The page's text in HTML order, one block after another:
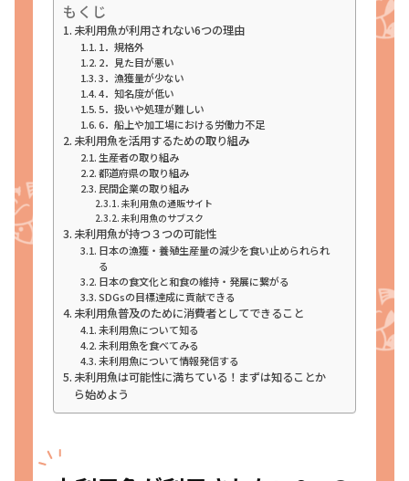
もくじ
未利用魚が利用されない6つの理由
1．規格外
2．見た目が悪い
3．漁獲量が少ない
4．知名度が低い
5．扱いや処理が難しい
6．船上や加工場における労働力不足
未利用魚を活用するための取り組み
生産者の取り組み
都道府県の取り組み
民間企業の取り組み
未利用魚の通販サイト
未利用魚のサブスク
未利用魚が持つ３つの可能性
日本の漁獲・養殖生産量の減少を食い止められられ
る
日本の食文化と和食の維持・発展に繋がる
SDGsの目標達成に貢献できる
未利用魚普及のために消費者としてできること
未利用魚について知る
未利用魚を食べてみる
未利用魚について情報発信する
未利用魚は可能性に満ちている！まずは知ることか
ら始めよう